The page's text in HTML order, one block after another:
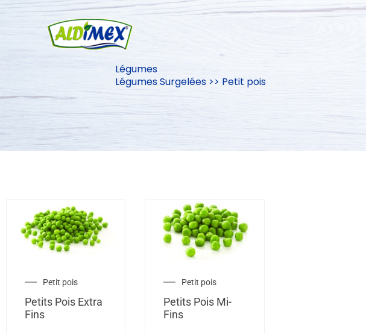
Aller
Légumes
Légumes Surgelées >> Petit pois
Petit pois
Petits Pois Extra
Fins
Petit pois
Petits Pois Mi-
Fins